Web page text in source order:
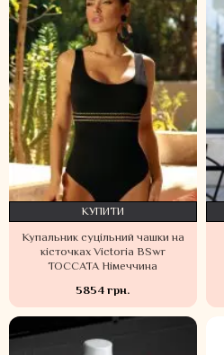
Купальник суцільний чашки на
кісточках Victoria BSwr
TOCCATA Німеччина
5854 грн.
КУПИТИ